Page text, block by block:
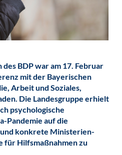
BDP war am 17. Februar
mit der Bayerischen
Arbeit und Soziales,
Die Landesgruppe erhielt
psychologische
Pandemie auf die
konkrete Ministerien-
für Hilfsmaßnahmen zu